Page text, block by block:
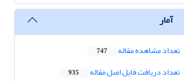
آمار
تعداد مشاهده مقاله 747
تعداد دریافت فایل اصل مقاله 935